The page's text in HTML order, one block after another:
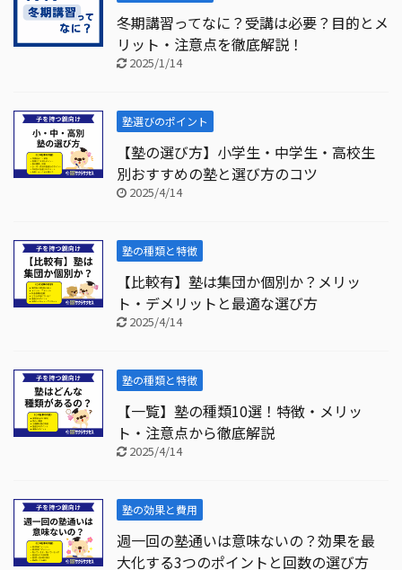
冬期講習ってなに？受講は必要？目的とメ
リット・注意点を徹底解説！
2025/1/14
塾選びのポイント
【塾の選び方】小学生・中学生・高校生
別おすすめの塾と選び方のコツ
2025/4/14
塾の種類と特徴
【比較有】塾は集団か個別か？メリッ
ト・デメリットと最適な選び方
2025/4/14
塾の種類と特徴
【一覧】塾の種類10選！特徴・メリッ
ト・注意点から徹底解説
2025/4/14
塾の効果と費用
週一回の塾通いは意味ないの？効果を最
大化する3つのポイントと回数の選び方